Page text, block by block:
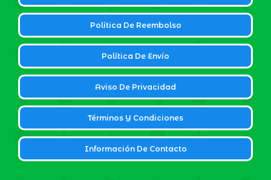
Política De Reembolso
Política De Envío
Aviso De Privacidad
Términos Y Condiciones
Información De Contacto